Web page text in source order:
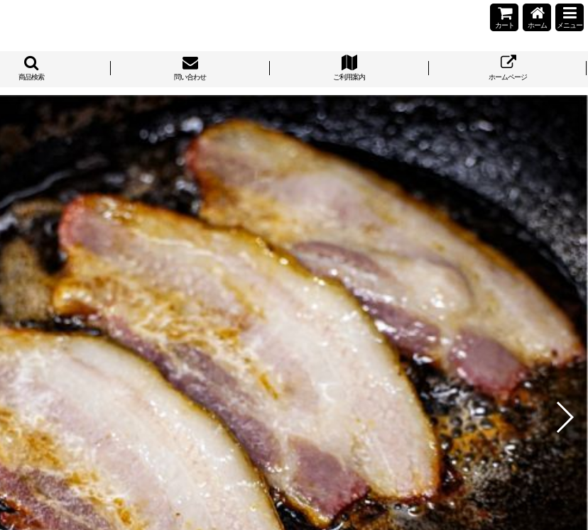
カート ホーム メニュー
商品検索 問い合わせ ご利用案内 ホームページ